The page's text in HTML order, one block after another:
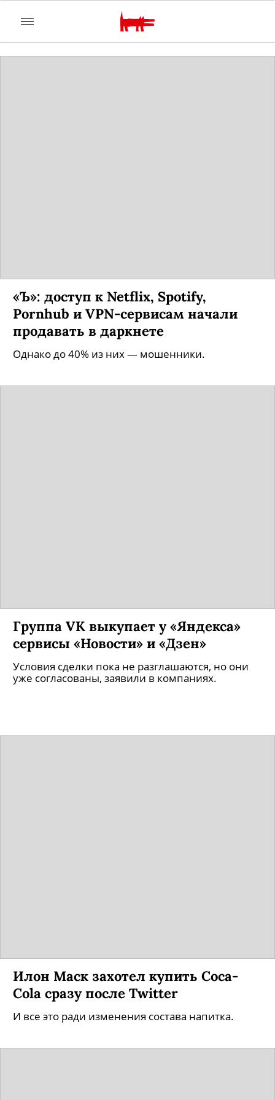
«Ъ»: доступ к Netflix, Spotify,
Pornhub и VPN-сервисам начали
продавать в даркнете
Однако до 40% из них — мошенники.
Группа VK выкупает у «Яндекса»
сервисы «Новости» и «Дзен»
Условия сделки пока не разглашаются, но они
уже согласованы, заявили в компаниях.
Илон Маск захотел купить Coca-
Cola сразу после Twitter
И все это ради изменения состава напитка.